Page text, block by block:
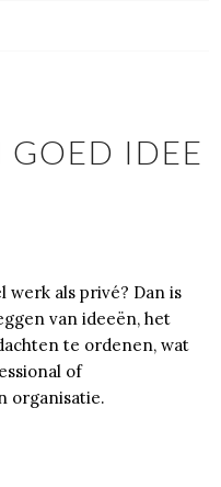
IDEE
werk als privé? Dan is
van ideeën, het
te ordenen, wat
of
organisatie.